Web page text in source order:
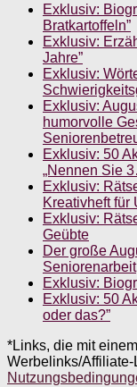
Exklusiv:
Bratkartoffeln”
Exklusiv:
Jahre”
Exklusiv:
Exklusiv:
humorvolle
Exklusiv: 50
„Nennen Sie
Exklusiv:
Kreativheft für
Exklusiv:
Geübte
Der große
Seniorenarbeit
Exklusiv:
Exklusiv: 50
oder das?”
*Links, die mit
Werbelinks/Affiliate-